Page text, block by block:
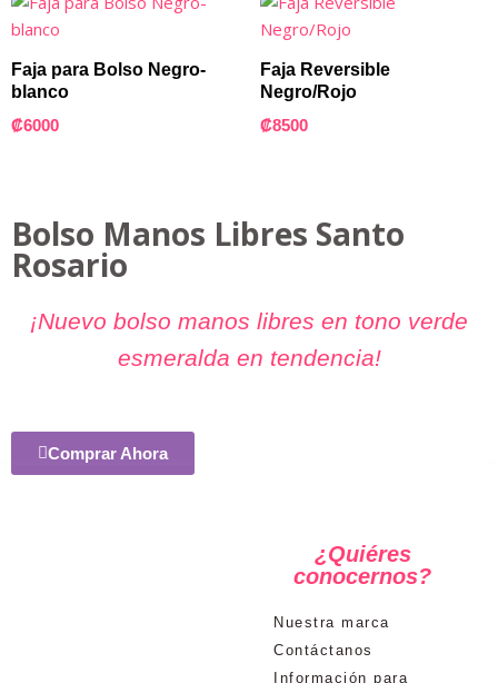
Faja para Bolso Negro-
blanco
₡6000
Faja Reversible
Negro/Rojo
₡8500
Bolso Manos Libres Santo
Rosario
¡Nuevo bolso manos libres en tono verde
esmeralda en tendencia!
Comprar Ahora
¿Quiéres
conocernos?
Nuestra marca
Contáctanos
Información para